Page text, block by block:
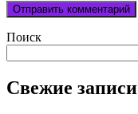
Поиск
Свежие записи